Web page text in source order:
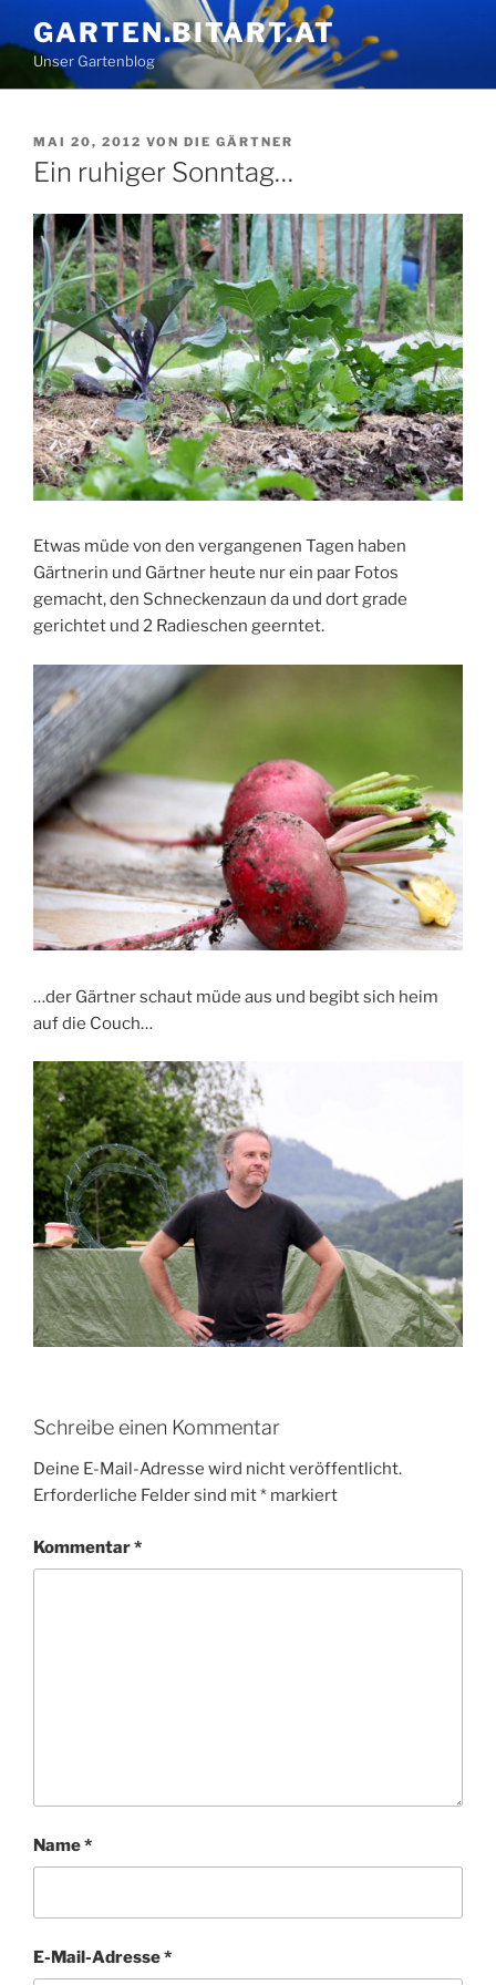
Inhalt
springen
GARTEN.BITART.AT
Unser Gartenblog
VERÖFFENTLICHT
AM
MAI 20, 2012 VON DIE GÄRTNER
Ein ruhiger Sonntag…
Etwas müde von den vergangenen Tagen haben
Gärtnerin und Gärtner heute nur ein paar Fotos
gemacht, den Schneckenzaun da und dort grade
gerichtet und 2 Radieschen geerntet.
…der Gärtner schaut müde aus und begibt sich heim
auf die Couch…
Schreibe einen Kommentar
Deine E-Mail-Adresse wird nicht veröffentlicht.
Erforderliche Felder sind mit* markiert
Kommentar*
Name*
E-Mail-Adresse*